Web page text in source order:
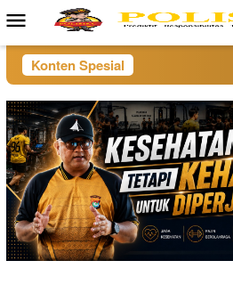
Menu
Mobile
Konten Spesial